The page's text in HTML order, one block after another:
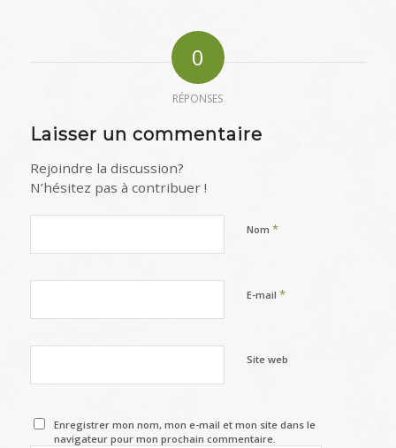
0
RÉPONSES
Laisser un commentaire
Rejoindre la discussion?
N’hésitez pas à contribuer !
Nom *
E-mail *
Site web
Enregistrer mon nom, mon e-mail et mon site dans le
navigateur pour mon prochain commentaire.